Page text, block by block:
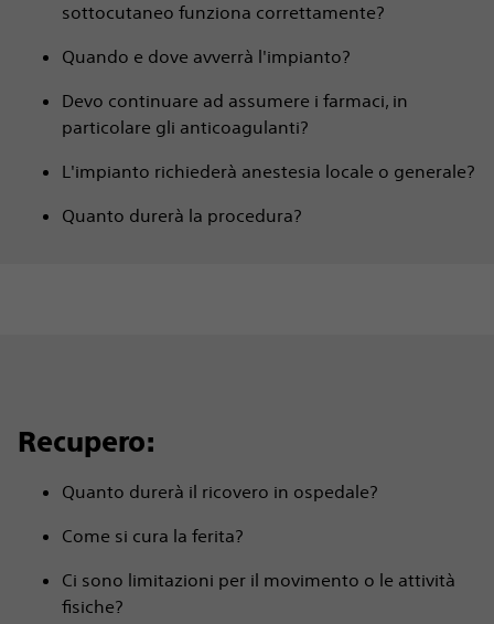
sottocutaneo funziona correttamente?
Quando e dove avverrà l'impianto?
Devo continuare ad assumere i farmaci, in
particolare gli anticoagulanti?
L'impianto richiederà anestesia locale o generale?
Quanto durerà la procedura?
Recupero:
Quanto durerà il ricovero in ospedale?
Come si cura la ferita?
Ci sono limitazioni per il movimento o le attività
fisiche?